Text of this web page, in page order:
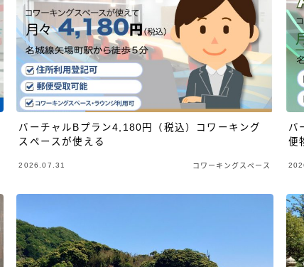
バーチャルBプラン4,180円（税込）コワーキング
スペースが使える
2026.07.31 コワーキングスペース
バ
便